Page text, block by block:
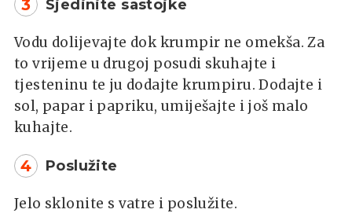
3 Sjedinite sastojke
Vodu dolijevajte dok krumpir ne omekša. Za
to vrijeme u drugoj posudi skuhajte i
tjesteninu te ju dodajte krumpiru. Dodajte i
sol, papar i papriku, umiješajte i još malo
kuhajte.
4 Poslužite
Jelo sklonite s vatre i poslužite.